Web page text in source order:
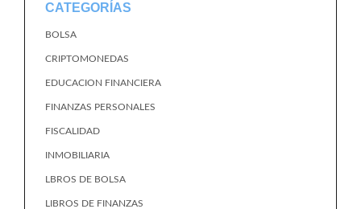
CATEGORÍAS
BOLSA
CRIPTOMONEDAS
EDUCACION FINANCIERA
FINANZAS PERSONALES
FISCALIDAD
INMOBILIARIA
LBROS DE BOLSA
LIBROS DE FINANZAS